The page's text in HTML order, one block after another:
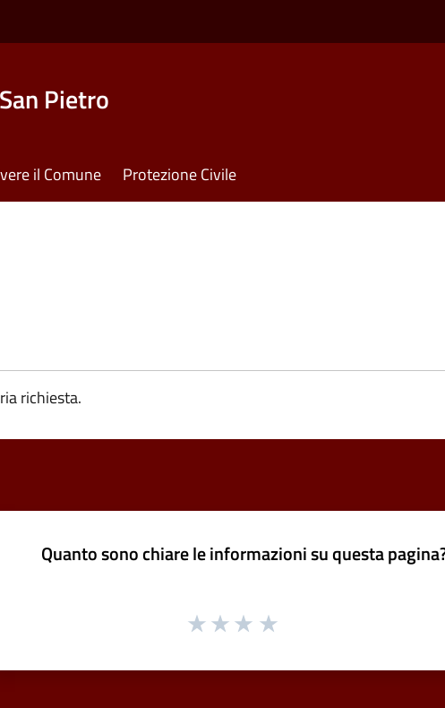
Pietro
il Comune Protezione Civile
richiesta.
Quanto sono chiare le informazioni su questa